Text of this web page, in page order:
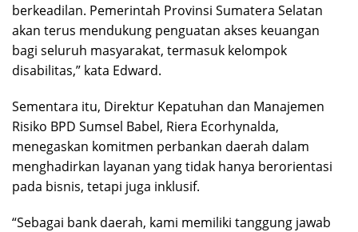
berkeadilan. Pemerintah Provinsi Sumatera Selatan
akan terus mendukung penguatan akses keuangan
bagi seluruh masyarakat, termasuk kelompok
disabilitas,” kata Edward.
Sementara itu, Direktur Kepatuhan dan Manajemen
Risiko BPD Sumsel Babel, Riera Ecorhynalda,
menegaskan komitmen perbankan daerah dalam
menghadirkan layanan yang tidak hanya berorientasi
pada bisnis, tetapi juga inklusif.
“Sebagai bank daerah, kami memiliki tanggung jawab